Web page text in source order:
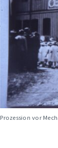
Prozession vor